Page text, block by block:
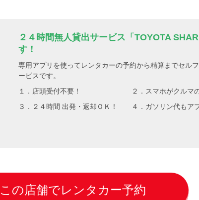
２４時間無人貸出サービス「TOYOTA
す！
専用アプリを使ってレンタカーの予約から精算までセル
ービスです。
１．店頭受付不要！ ２．スマホがクルマの
３．２４時間 出発・返却ＯＫ！ ４．ガソリン代もアプ
この店舗でレンタカー予約